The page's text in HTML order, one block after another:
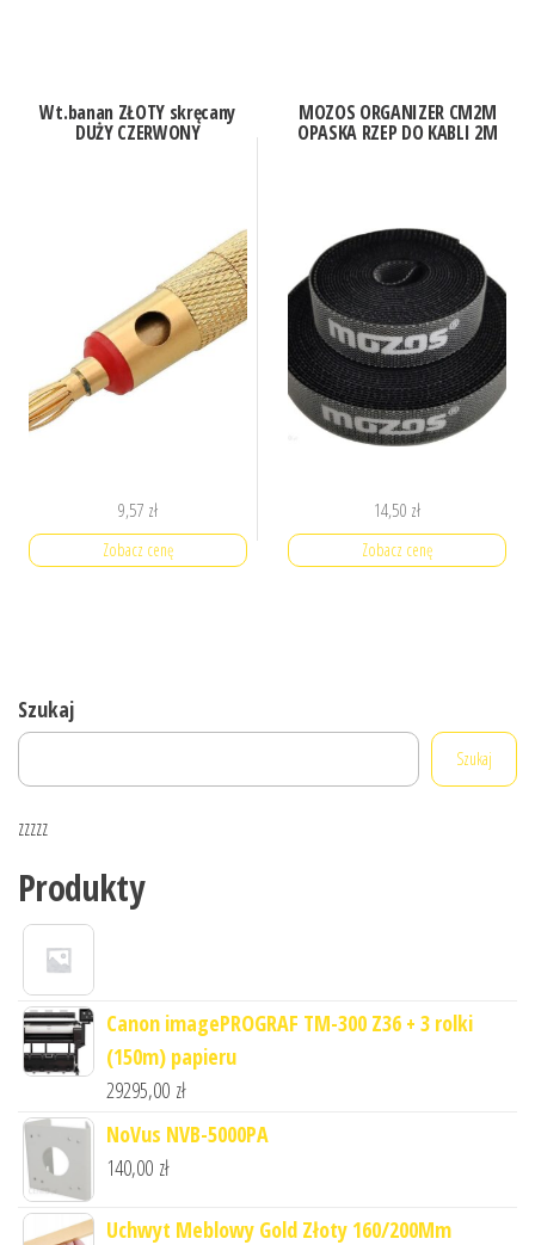
Wt.banan ZŁOTY skręcany
DUŻY CZERWONY
9,57 zł
Zobacz cenę
MOZOS ORGANIZER CM2M
OPASKA RZEP DO KABLI 2M
14,50 zł
Zobacz cenę
Szukaj
Szukaj
zzzzz
Produkty
Canon imagePROGRAF TM-300 Z36 + 3 rolki
(150m) papieru
29295,00 zł
NoVus NVB-5000PA
140,00 zł
Uchwyt Meblowy Gold Złoty 160/200Mm